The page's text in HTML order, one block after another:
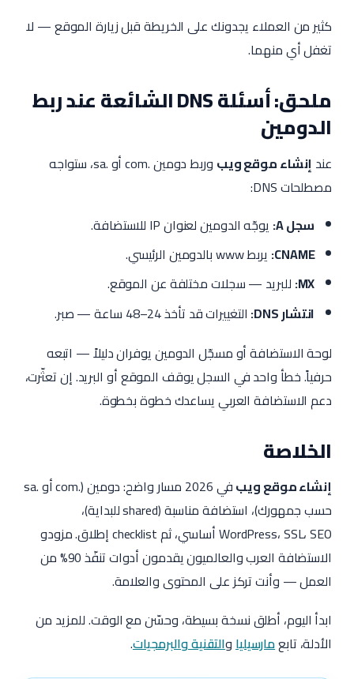
كثير من العملاء يجدونك على الخريطة قبل زيارة الموقع — لا
تغفل أي منهما.
ملحق: أسئلة DNS الشائعة عند ربط
الدومين
عند إنشاء موقع ويب
وربط دومين .com أو .sa، ستواجه
مصطلحات DNS:
سجل A:
يوجّه الدومين لعنوان IP للاستضافة.
CNAME: يربط www بالدومين الرئيسي.
MX: للبريد — سجلات مختلفة عن الموقع.
انتشار DNS:
التغييرات قد تأخذ 24–48 ساعة — صبر.
لوحة الاستضافة أو مسجّل الدومين يوفران دليلاً — اتبعه
حرفياً. خطأ واحد في السجل يوقف الموقع أو البريد. إن تعثّرت،
دعم الاستضافة العربي يساعدك خطوة بخطوة.
الخلاصة
إنشاء موقع ويب
في 2026 مسار واضح: دومين (.com أو .sa
حسب جمهورك)، استضافة مناسبة (shared للبداية)،
WordPress، SSL، SEO أساسي، ثم checklist إطلاق. مزودو
الاستضافة العرب والعالميون يقدمون أدوات تنفّذ 90% من
العمل — وأنت تركز على المحتوى والعلامة.
ابدأ اليوم، أطلق نسخة بسيطة، وحسّن مع الوقت. للمزيد من
الأدلة، تابعمارسيلياوالتقنية والبرمجيات.